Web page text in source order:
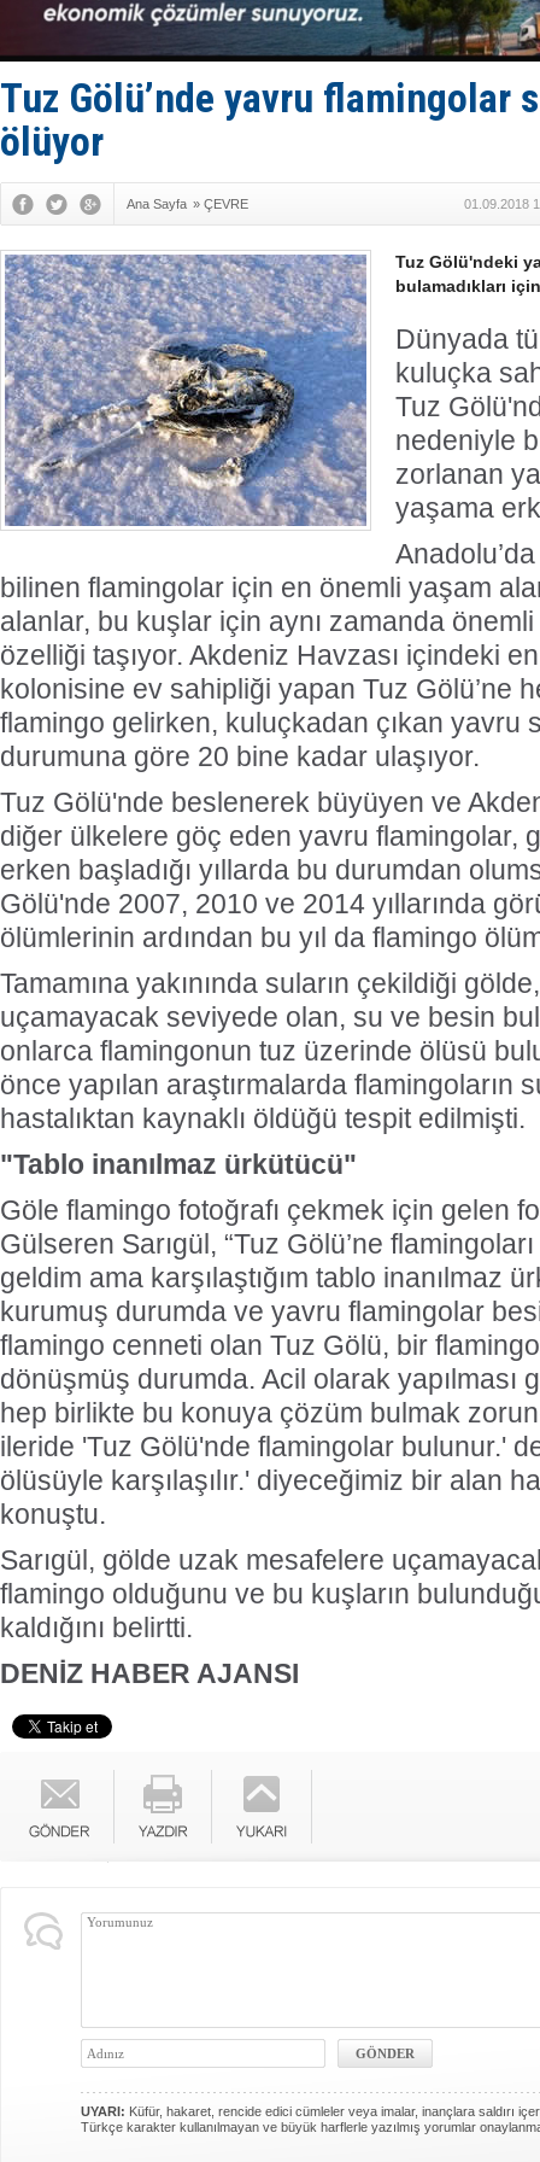
Makine
Dron
'REGAL 1'
Yakıt
Tuz Gölü’nde yavru flamingolar
ölüyor
Ana Sayfa » ÇEVRE 01.09.2018
Tuz Gölü'ndeki
bulamadıkları
Dünyada
kuluçka
Tuz
nedeniyle
zorlanan
yaşama
bilinen flamingolar için en önemli yaşam
alanlar, bu kuşlar için aynı zamanda
özelliği taşıyor. Akdeniz Havzası içindeki
kolonisine ev sahipliği yapan Tuz Gölü’ne
flamingo gelirken, kuluçkadan çıkan yavru
durumuna göre 20 bine kadar ulaşıyor.
Tuz Gölü'nde beslenerek büyüyen ve
diğer ülkelere göç eden yavru flamingolar,
erken başladığı yıllarda bu durumdan
Gölü'nde 2007, 2010 ve 2014 yıllarında
ölümlerinin ardından bu yıl da flamingo
Tamamına yakınında suların çekildiği
uçamayacak seviyede olan, su ve besin
onlarca flamingonun tuz üzerinde ölüsü
önce yapılan araştırmalarda flamingoların
hastalıktan kaynaklı öldüğü tespit edilmişti.
"Tablo inanılmaz ürkütücü"
Göle flamingo fotoğrafı çekmek için gelen
Gülseren Sarıgül, “Tuz Gölü’ne
geldim ama karşılaştığım tablo inanılmaz
kurumuş durumda ve yavru flamingolar
flamingo cenneti olan Tuz Gölü, bir flamingo
dönüşmüş durumda. Acil olarak yapılması
hep birlikte bu konuya çözüm bulmak
ileride 'Tuz Gölü'nde flamingolar bulunur.'
ölüsüyle karşılaşılır.' diyeceğimiz bir alan
konuştu.
Sarıgül, gölde uzak mesafelere
flamingo olduğunu ve bu kuşların
kaldığını belirtti.
DENİZ HABER AJANSI
UYARI: Küfür, hakaret, rencide edici cümleler veya imalar, inançlara saldırı
Türkçe karakter kullanılmayan ve büyük harflerle yazılmış yorumlar